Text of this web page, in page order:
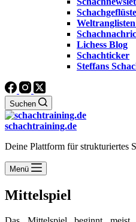
Lichess Blog
Schachticker
Steffans
Suchen
schachtraining.de
Deine Plattform für strukturiertes
Menü
Mittelspiel